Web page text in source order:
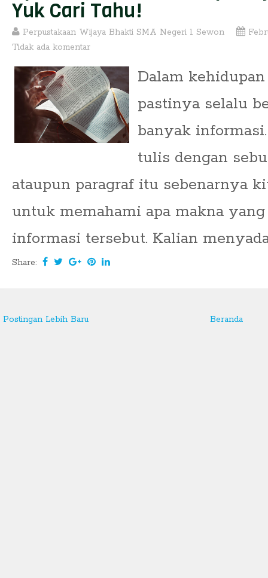
Yuk Cari Tahu!
Perpustakaan Wijaya Bhakti SMA Negeri 1 Sewon
Tidak ada komentar
Dalam
pastinya selalu
banyak
tulis dengan
ataupun paragraf itu sebenarnya
untuk memahami apa makna
informasi tersebut. Kalian
Share:
Postingan Lebih Baru Beranda